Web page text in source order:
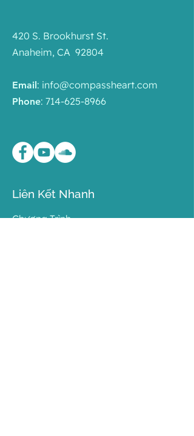
420 S. Brookhurst St.
Anaheim, CA 92804
Email: info@compassheart.com
Phone: 714-625-8966
Liên Kết Nhanh
Chương Trình